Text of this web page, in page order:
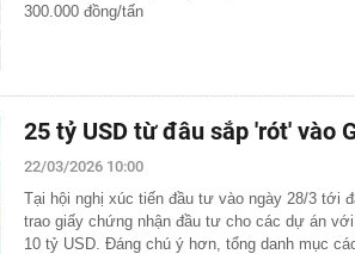
300.000 đồng/tấn
25 tỷ USD từ đâu sắp 'rót' vào
22/03/2026 10:00
Tại hội nghị xúc tiến đầu tư vào ngày 28/3 tới
trao giấy chứng nhận đầu tư cho các dự án
10 tỷ USD. Đáng chú ý hơn, tổng danh mục